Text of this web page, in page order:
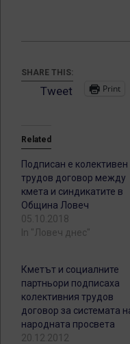
SHARE THIS:
Tweet Print
Related
Подписан е колективен
трудов договор между
кмета и синдикатите в
Община Ловеч
05.10.2018
In "Ловеч днес"
Кметът и социалните
партньори подписаха
колективния трудов
договор за системата
народната просвета
20.12.2012